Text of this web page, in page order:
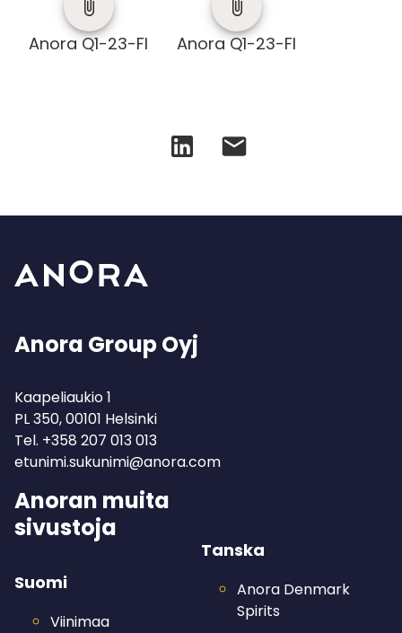
Anora Q1-23-FI Anora Q1-23-FI
Anora Group Oyj
Kaapeliaukio 1
PL 350, 00101 Helsinki
Tel. +358 207 013 013
etunimi.sukunimi@anora.com
Anoran muita
sivustoja
Suomi
Viinimaa
Tanska
Anora Denmark
Spirits